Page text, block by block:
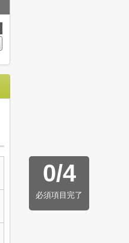
0/4
必須項目完了